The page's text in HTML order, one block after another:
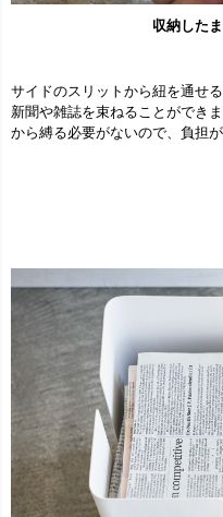
収納した
サイドのスリットから紐を通せ
新聞や雑誌を束ねることができ
から縛る必要がないので、負担が